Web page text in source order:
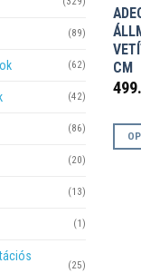
(89)
(62)
(42)
(86)
(20)
(13)
(1)
(25)
CM